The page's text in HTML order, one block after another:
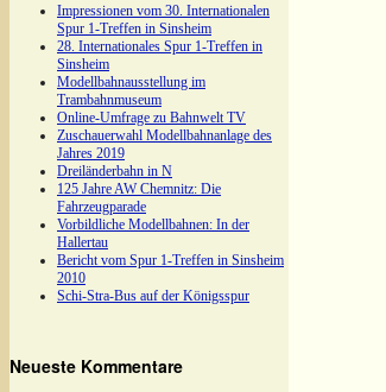
Impressionen vom 30. Internationalen
Spur 1-Treffen in Sinsheim
28. Internationales Spur 1-Treffen in
Sinsheim
Modellbahnausstellung im
Trambahnmuseum
Online-Umfrage zu Bahnwelt TV
Zuschauerwahl Modellbahnanlage des
Jahres 2019
Dreiländerbahn in N
125 Jahre AW Chemnitz: Die
Fahrzeugparade
Vorbildliche Modellbahnen: In der
Hallertau
Bericht vom Spur 1-Treffen in Sinsheim
2010
Schi-Stra-Bus auf der Königsspur
Neueste Kommentare